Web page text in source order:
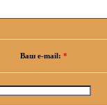
Ваш e-mail: *